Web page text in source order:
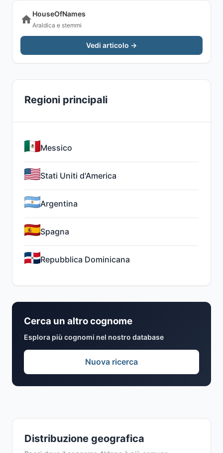
Distribuzione geografica
HouseOfNames
Araldica e stemmi
Vedi articolo →
Regioni principali
Messico
Stati Uniti d'America
Argentina
Spagna
Repubblica Dominicana
Cerca un altro cognome
Esplora più cognomi nel nostro database
Nuova ricerca